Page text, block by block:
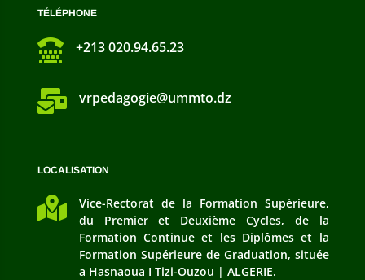
TÉLÉPHONE
 +213 020.94.65.23
 vrpedagogie@ummto.dz
LOCALISATION

Vice-Rectorat de la Formation Supérieure,
du Premier et Deuxième Cycles, de la
Formation Continue et les Diplômes et la
Formation Supérieure de Graduation, située
a Hasnaoua I Tizi-Ouzou | ALGERIE.